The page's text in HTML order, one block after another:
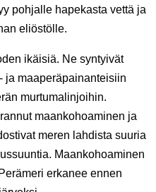
pohjalle hapekasta vettä ja
eliöstölle.
ikäisiä. Ne syntyivät
ja maaperäpainanteisiin
murtumalinjoihin.
maankohoaminen ja
meren lahdista suuria
Maankohoaminen
erkanee ennen